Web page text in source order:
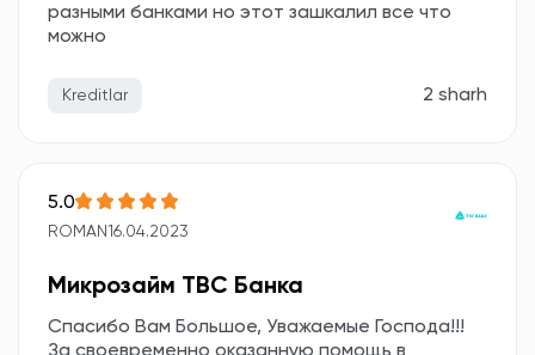
разными банками но этот зашкалил все что
можно
Kreditlar 2 sharh
5.0
ROMAN16.04.2023
Микрозайм TBC Банка
Спасибо Вам Большое, Уважаемые Господа!!!